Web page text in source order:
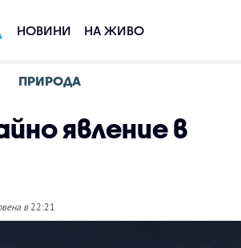
НОВИНИ НА ЖИВО
ПРИРОДА
явление в
в22:21